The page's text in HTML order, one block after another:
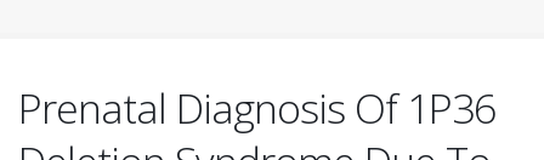
Prenatal Diagnosis Of 1P36